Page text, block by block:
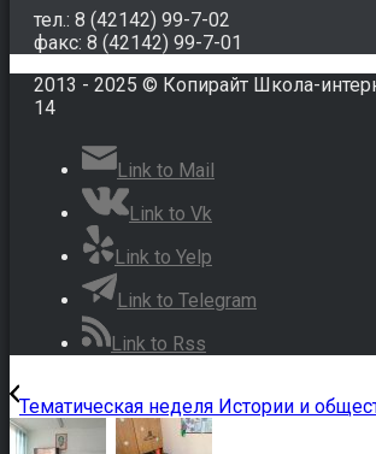
тел.: 8 (42142) 99-7-02
факс: 8 (42142) 99-7-01
2013 - 2025 © Копирайт Школа-
14
Link to Mail
Link to Vk
Link to Yelp
Link to Telegram
Link to Rss
Тематическая неделя Истории и